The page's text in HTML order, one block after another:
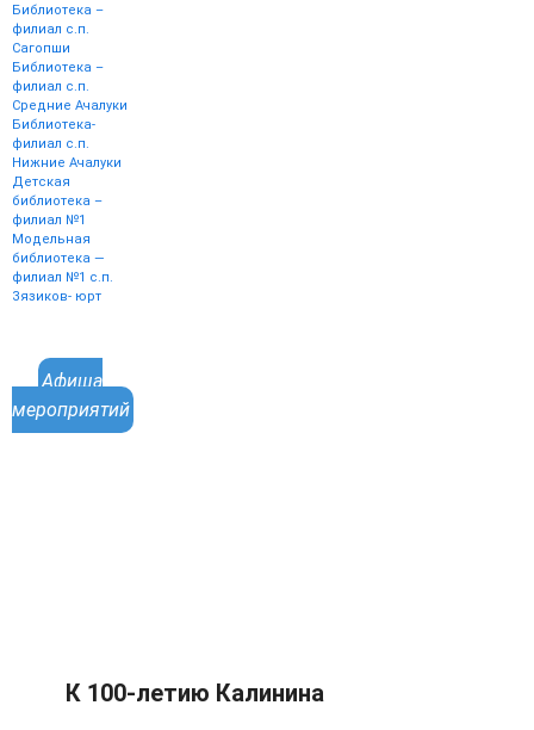
Библиотека –
филиал с.п.
Сагопши
Библиотека –
филиал с.п.
Средние Ачалуки
Библиотека-
филиал с.п.
Нижние Ачалуки
Детская
библиотека –
филиал №1
Модельная
библиотека —
филиал №1 с.п.
Зязиков- юрт
Афиша
мероприятий
К 100-летию Калинина